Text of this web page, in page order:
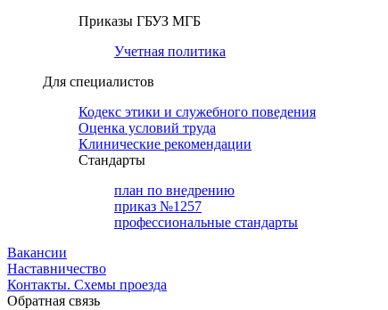
Приказы ГБУЗ МГБ
Учетная политика
Для специалистов
Кодекс этики и служебного поведения
Оценка условий труда
Клинические рекомендации
Cтандарты
план по внедрению
приказ №1257
профессиональные стандарты
Вакансии
Наставничество
Контакты. Схемы проезда
Обратная связь